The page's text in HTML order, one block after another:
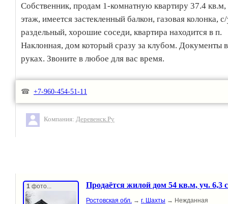
Собственник, продам 1-комнатную квартиру 37.4 кв.м,
этаж, имеется застекленный балкон, газовая колонка,
раздельный, хорошие соседи, квартира находится в п.
Наклонная, дом который сразу за клубом. Документы
руках. Звоните в любое для вас время.
📍 г. Шахты, Заветы Ильича 2б
☎ +7-960-454-51-11
Компания: Деревенск.Ру
1 фото... Продаётся жилой дом 54 кв.м, уч. 6,3
Ростовская обл. → г. Шахты → Нежданная